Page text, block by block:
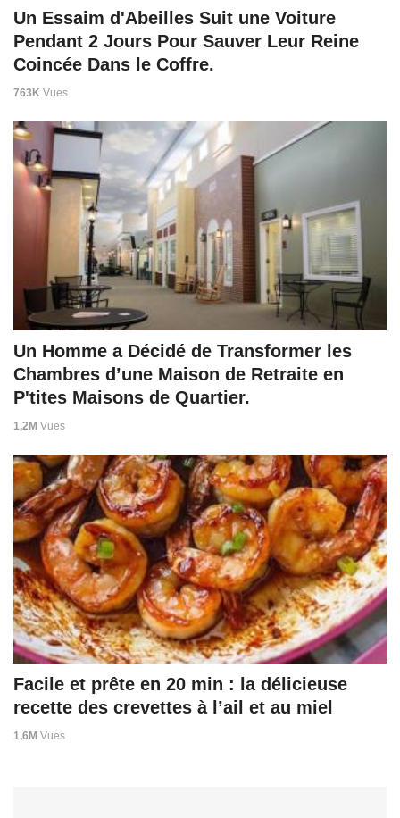
Un Essaim d'Abeilles Suit une Voiture
Pendant 2 Jours Pour Sauver Leur Reine
Coincée Dans le Coffre.
763K Vues
Un Homme a Décidé de Transformer les
Chambres d’une Maison de Retraite en
P'tites Maisons de Quartier.
1,2M Vues
Facile et prête en 20 min : la délicieuse
recette des crevettes à l’ail et au miel
1,6M Vues